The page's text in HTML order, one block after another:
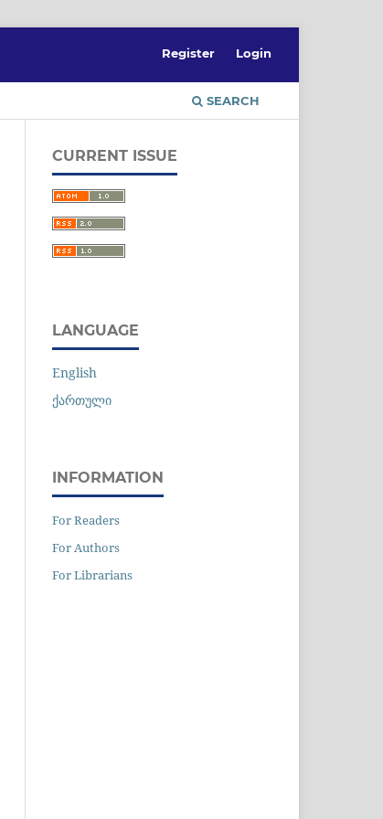
SEARCH
Register Login
CURRENT ISSUE
LANGUAGE
English
ქართული
INFORMATION
For Readers
For Authors
For Librarians